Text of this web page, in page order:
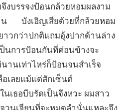
งบรรจงป้อนกล้วยหอมผลงาม
น บังเอิญเสียด้วยที่กล้วยหอม
วกว่าปกติแถมอุ้งปากด้านล่าง
นการป้อนกันที่ค่อนข้างจะ
นเท่าไหร่ก็ป้อนจนสำเร็จ
เลยแม้แต่สักเซ็นต์
นเธอบีบรัดเป็นจึงหวะ ผมสาว
วนเจียนที่จะหมดลำนั่นแหละจึง